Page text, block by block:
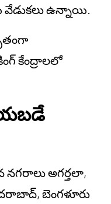
ఉన్నాయి.
కేంద్రాలలో
అగర్తలా,
బెంగళూరు